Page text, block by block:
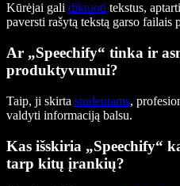
Kūrėjai gali diktuoti tekstus,
paversti rašytą tekstą garso
Ar „Speechify“ tinka ir
produktyvumui?
Taip, ji skirta studentams,
valdyti informaciją balsu.
Kas išskiria „Speechify“
tarp kitų įrankių?